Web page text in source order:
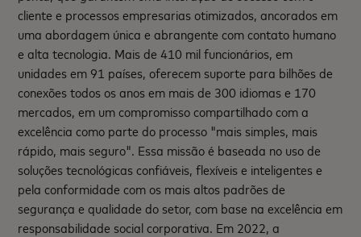
cliente e processos empresarias otimizados, ancorados em
uma abordagem única e abrangente com contato humano
e alta tecnologia. Mais de 410 mil funcionários, em
unidades em 91 países, oferecem suporte para bilhões de
conexões todos os anos em mais de 300 idiomas e 170
mercados, em um compromisso compartilhado com a
excelência como parte do processo "mais simples, mais
rápido, mais seguro". Essa missão é baseada no uso de
soluções tecnológicas confiáveis, flexíveis e inteligentes e
pela conformidade com os mais altos padrões de
segurança e qualidade do setor, com base na excelência em
responsabilidade social corporativa. Em 2022, a